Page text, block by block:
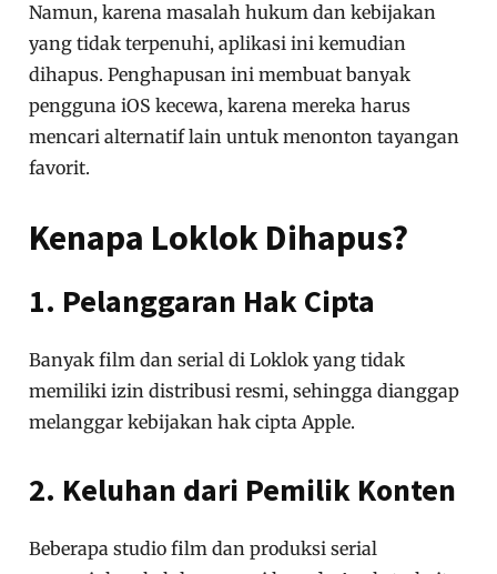
Namun, karena masalah hukum dan kebijakan
yang tidak terpenuhi, aplikasi ini kemudian
dihapus. Penghapusan ini membuat banyak
pengguna iOS kecewa, karena mereka harus
mencari alternatif lain untuk menonton tayangan
favorit.
Kenapa Loklok Dihapus?
1. Pelanggaran Hak Cipta
Banyak film dan serial di Loklok yang tidak
memiliki izin distribusi resmi, sehingga dianggap
melanggar kebijakan hak cipta Apple.
2. Keluhan dari Pemilik Konten
Beberapa studio film dan produksi serial